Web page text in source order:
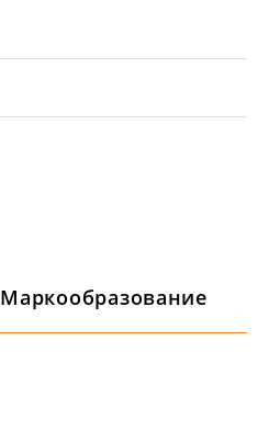
Маркообразование